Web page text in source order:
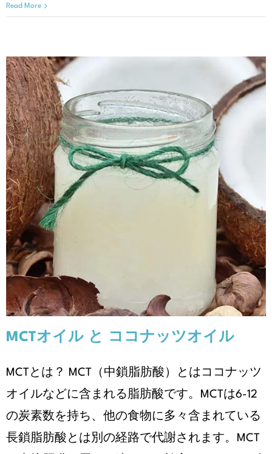
Read More
MCTオイル と ココナッツオイ
ル
MCTオイル と ココナッツオイル
MCTとは？ MCT（中鎖脂肪酸）とはココナッツ
オイルなどに含まれる脂肪酸です。MCTは6-12
の炭素数を持ち、他の食物に多々含まれている
長鎖脂肪酸とは別の経路で代謝されます。MCT